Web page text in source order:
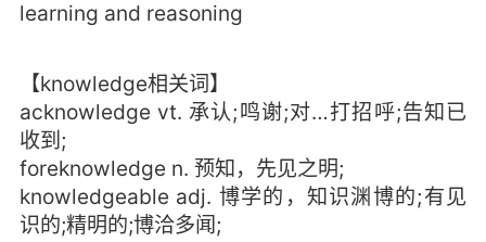
learning and reasoning
【knowledge相关词】
acknowledge vt. 承认;鸣谢;对…打招呼;告知已
收到;
foreknowledge n. 预知，先见之明;
knowledgeable adj. 博学的，知识渊博的;有见
识的;精明的;博洽多闻;